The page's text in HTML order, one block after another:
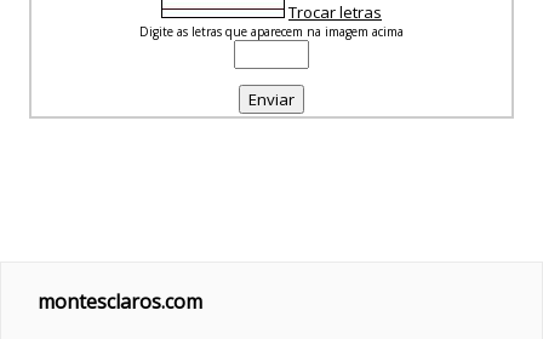
Trocar letras
Digite as letras que aparecem na imagem acima
montesclaros.com